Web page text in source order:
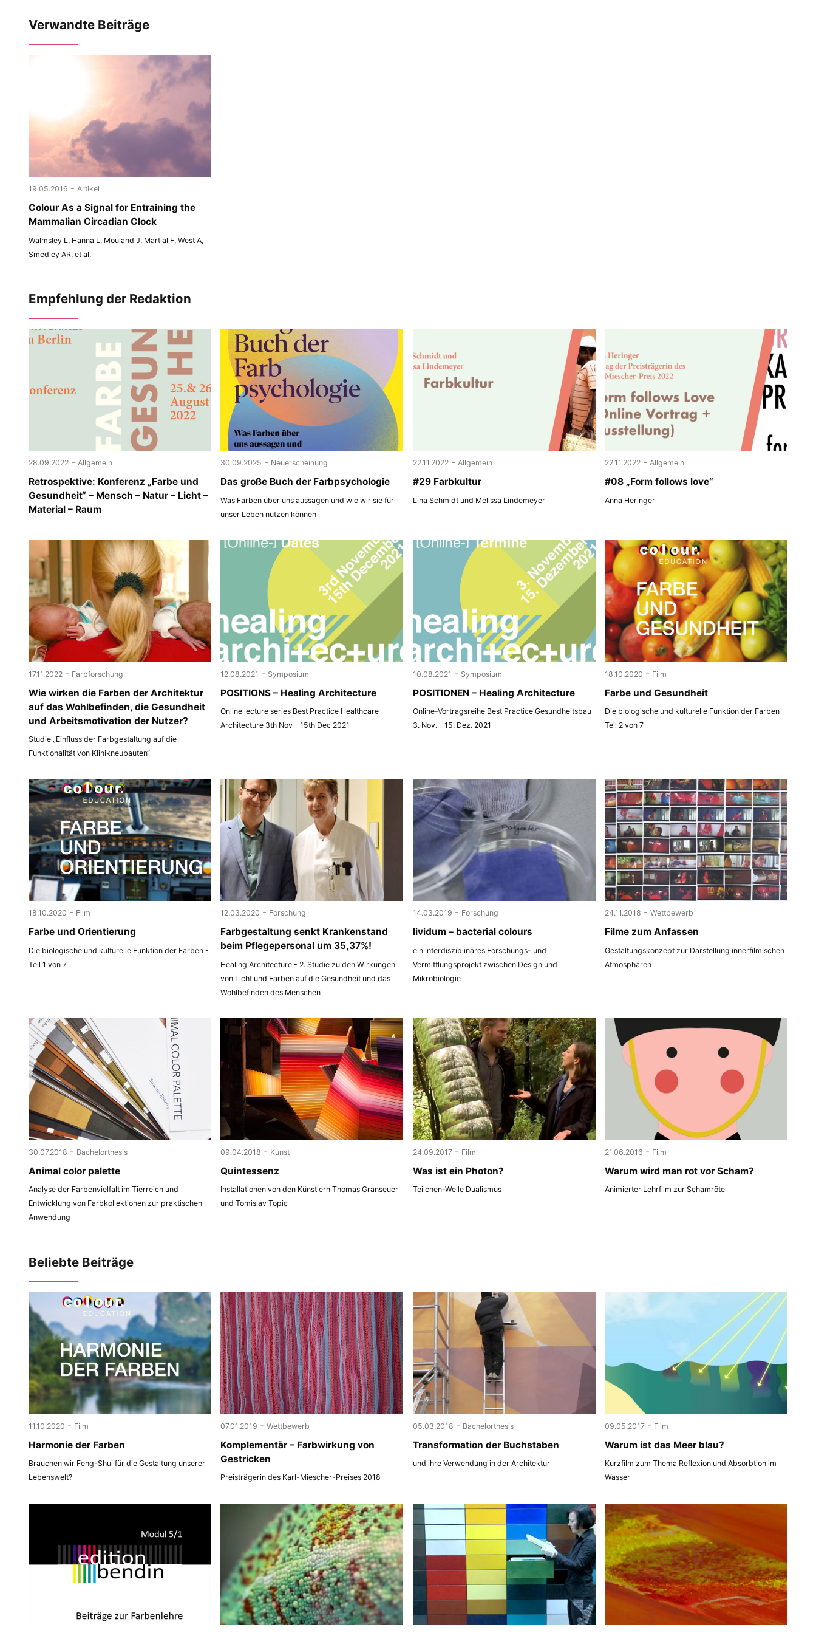
Verwandte Beiträge
19.05.2016 - Artikel
Colour As a Signal for Entraining the
Mammalian Circadian Clock
Walmsley L, Hanna L, Mouland J, Martial F, West A,
Smedley AR, et al.
Empfehlung der Redaktion
28.09.2022 - Allgemein
Retrospektive: Konferenz „Farbe und
Gesundheit“ – Mensch – Natur – Licht –
Material – Raum
30.09.2025 - Neuerscheinung
Das große Buch der Farbpsychologie
Was Farben über uns aussagen und wie wir sie für
unser Leben nutzen können
22.11.2022 - Allgemein
#29 Farbkultur
Lina Schmidt und Melissa Lindemeyer
22.11.2022 - Allgemein
#08 „Form follows love“
Anna Heringer
17.11.2022 - Farbforschung
Wie wirken die Farben der Architektur
auf das Wohlbefinden, die Gesundheit
und Arbeitsmotivation der Nutzer?
Studie „Einfluss der Farbgestaltung auf die
Funktionalität von Klinikneubauten“
12.08.2021 - Symposium
POSITIONS – Healing Architecture
Online lecture series Best Practice Healthcare
Architecture 3th Nov - 15th Dec 2021
10.08.2021 - Symposium
POSITIONEN – Healing Architecture
Online-Vortragsreihe Best Practice Gesundheitsbau
3. Nov. - 15. Dez. 2021
18.10.2020 - Film
Farbe und Gesundheit
Die biologische und kulturelle Funktion der Farben -
Teil 2 von 7
18.10.2020 - Film
Farbe und Orientierung
Die biologische und kulturelle Funktion der Farben -
Teil 1 von 7
12.03.2020 - Forschung
Farbgestaltung senkt Krankenstand
beim Pflegepersonal um 35,37%!
Healing Architecture - 2. Studie zu den Wirkungen
von Licht und Farben auf die Gesundheit und das
Wohlbefinden des Menschen
14.03.2019 - Forschung
lividum – bacterial colours
ein interdisziplinäres Forschungs- und
Vermittlungsprojekt zwischen Design und
Mikrobiologie
24.11.2018 - Wettbewerb
Filme zum Anfassen
Gestaltungskonzept zur Darstellung innerfilmischen
Atmosphären
30.07.2018 - Bachelorthesis
Animal color palette
Analyse der Farbenvielfalt im Tierreich und
Entwicklung von Farbkollektionen zur praktischen
Anwendung
09.04.2018 - Kunst
Quintessenz
Installationen von den Künstlern Thomas Granseuer
und Tomislav Topic
24.09.2017 - Film
Was ist ein Photon?
Teilchen-Welle Dualismus
21.06.2016 - Film
Warum wird man rot vor Scham?
Animierter Lehrfilm zur Schamröte
Beliebte Beiträge
11.10.2020 - Film
Harmonie der Farben
Brauchen wir Feng-Shui für die Gestaltung unserer
Lebenswelt?
07.01.2019 - Wettbewerb
Komplementär – Farbwirkung von
Gestricken
Preisträgerin des Karl-Miescher-Preises 2018
05.03.2018 - Bachelorthesis
Transformation der Buchstaben
und ihre Verwendung in der Architektur
09.05.2017 - Film
Warum ist das Meer blau?
Kurzfilm zum Thema Reflexion und Absorbtion im
Wasser